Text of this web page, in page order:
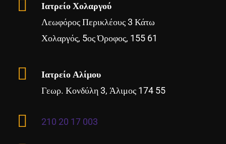
Ιατρείο Χολαργού
Λεωφόρος Περικλέους 3 Κάτω
Χολαργός, 5ος Όροφος, 155 61
Ιατρείο Αλίμου
Γεωρ. Κονδύλη 3, Άλιμος 174 55
210 20 17 003